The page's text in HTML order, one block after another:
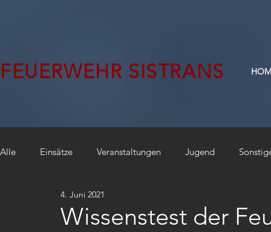
FEUERWEHR SISTRANS
Alle Einsätze Veranstaltungen Jugend
Wissenstest der
4. Juni 2021